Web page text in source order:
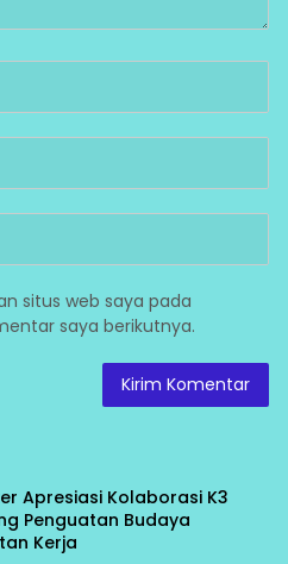
situs web saya pada
saya berikutnya.
Apresiasi Kolaborasi K3
Penguatan Budaya
Kerja